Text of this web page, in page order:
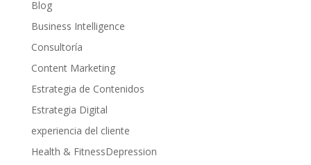
Blog
Business Intelligence
Consultoría
Content Marketing
Estrategia de Contenidos
Estrategia Digital
experiencia del cliente
Health & FitnessDepression